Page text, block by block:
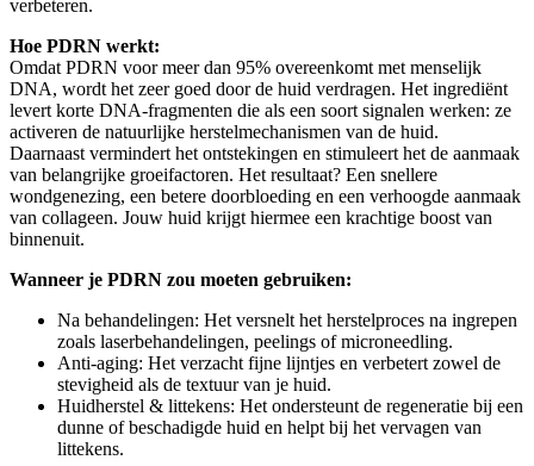
verbeteren.
Hoe PDRN werkt:
Omdat PDRN voor meer dan 95% overeenkomt met menselijk
DNA, wordt het zeer goed door de huid verdragen. Het ingrediënt
levert korte DNA-fragmenten die als een soort signalen werken: ze
activeren de natuurlijke herstelmechanismen van de huid.
Daarnaast vermindert het ontstekingen en stimuleert het de aanmaak
van belangrijke groeifactoren. Het resultaat? Een snellere
wondgenezing, een betere doorbloeding en een verhoogde aanmaak
van collageen. Jouw huid krijgt hiermee een krachtige boost van
binnenuit.
Wanneer je PDRN zou moeten gebruiken:
Na behandelingen: Het versnelt het herstelproces na ingrepen
zoals laserbehandelingen, peelings of microneedling.
Anti-aging: Het verzacht fijne lijntjes en verbetert zowel de
stevigheid als de textuur van je huid.
Huidherstel & littekens: Het ondersteunt de regeneratie bij een
dunne of beschadigde huid en helpt bij het vervagen van
littekens.